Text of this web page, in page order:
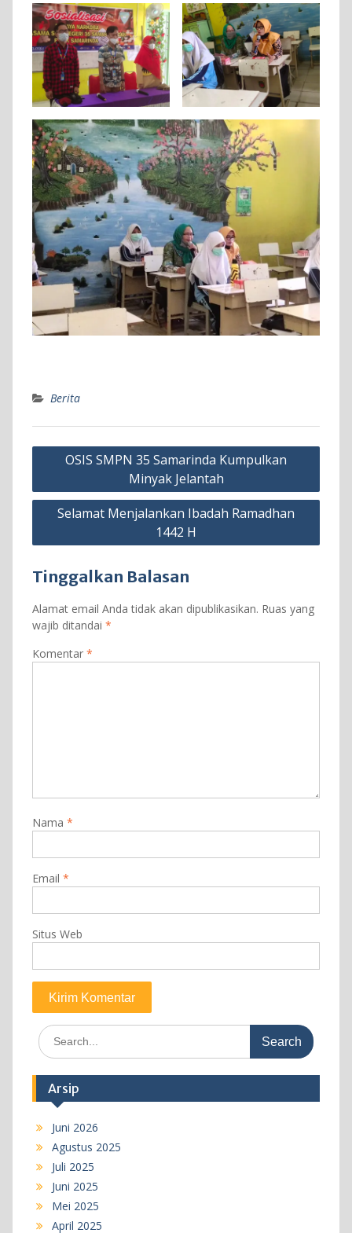
Berita
Navigasi
OSIS SMPN 35 Samarinda Kumpulkan
Minyak Jelantah
Selamat Menjalankan Ibadah Ramadhan
1442 H
Tinggalkan Balasan
Alamat email Anda tidak akan dipublikasikan. Ruas yang
wajib ditandai *
Komentar *
Nama *
Email *
Situs Web
Search
for:
Arsip
Juni 2026
Agustus 2025
Juli 2025
Juni 2025
Mei 2025
April 2025